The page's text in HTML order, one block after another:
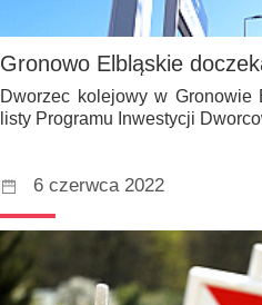
Gronowo Elbląskie
Dworzec kolejowy w Gronowie
listy Programu Inwestycji
6 czerwca 2022